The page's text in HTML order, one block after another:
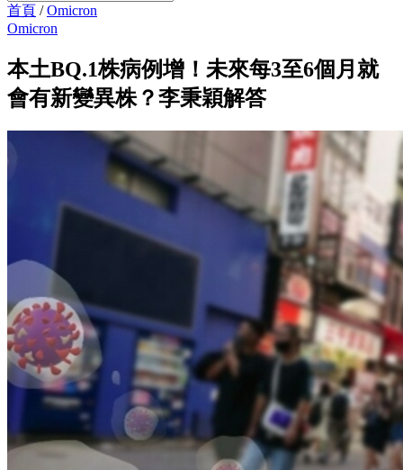
首頁 /Omicron
Omicron
本土BQ.1株病例增！未來每3至6個月就
會有新變異株？李秉穎解答